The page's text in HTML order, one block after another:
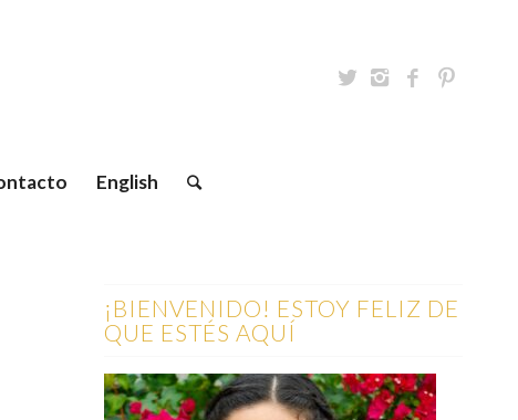
English
¡BIENVENIDO! ESTOY FELIZ DE
QUE ESTÉS AQUÍ